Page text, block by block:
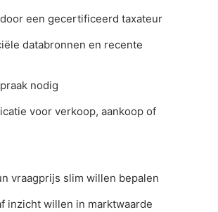
een gecertificeerd taxateur
databronnen en recente
nodig
voor verkoop, aankoop of
vraagprijs slim willen bepalen
inzicht willen in marktwaarde